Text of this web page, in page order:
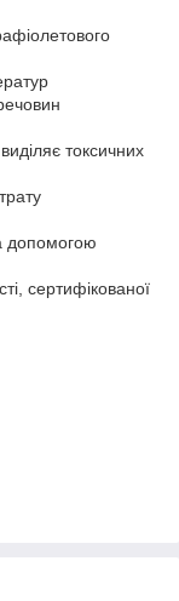
токсичних
допомогою
сертифікованої